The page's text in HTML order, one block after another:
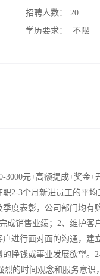
招聘人数：
20
学历要求：
不限
3000元+高额提成+奖金
2-3个月新进员工的平
度表彰，公司部门均
成销售业绩；2、维护
进行面对面的沟通，
挣钱或事业发展欲望
的时间观念和服务意